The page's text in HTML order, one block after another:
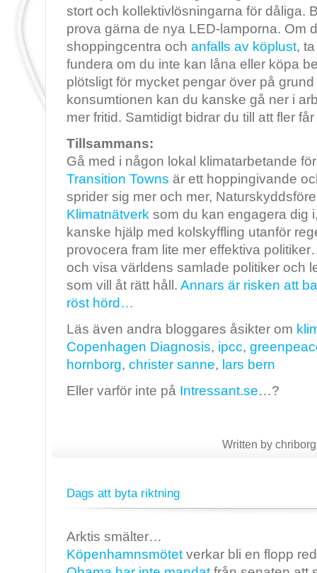
stort och kollektivlösningarna för dåliga.
prova gärna de nya LED-lamporna. Om
shoppingcentra och anfalls av köplust,
fundera om du inte kan låna eller köpa
plötsligt för mycket pengar över på
konsumtionen kan du kanske gå ner i
mer fritid. Samtidigt bidrar du till att fler
Tillsammans:
Gå med i någon lokal klimatarbetande
Transition Towns är ett hoppingivande
sprider sig mer och mer,
Klimatnätverk som du kan engagera dig
kanske hjälp med kolskyffling utanför
provocera fram lite mer effektiva
och visa världens samlade politiker och
som vill åt rätt håll. Annars är risken att
röst hörd…
Läs även andra bloggares åsikter om
Copenhagen Diagnosis, ipcc,
hornborg, christer sanne, lars bern
Eller varför inte på Intressant.se…?
Written by
Dags att byta riktning
Arktis smälter…
Köpenhamnsmötet verkar bli en flopp